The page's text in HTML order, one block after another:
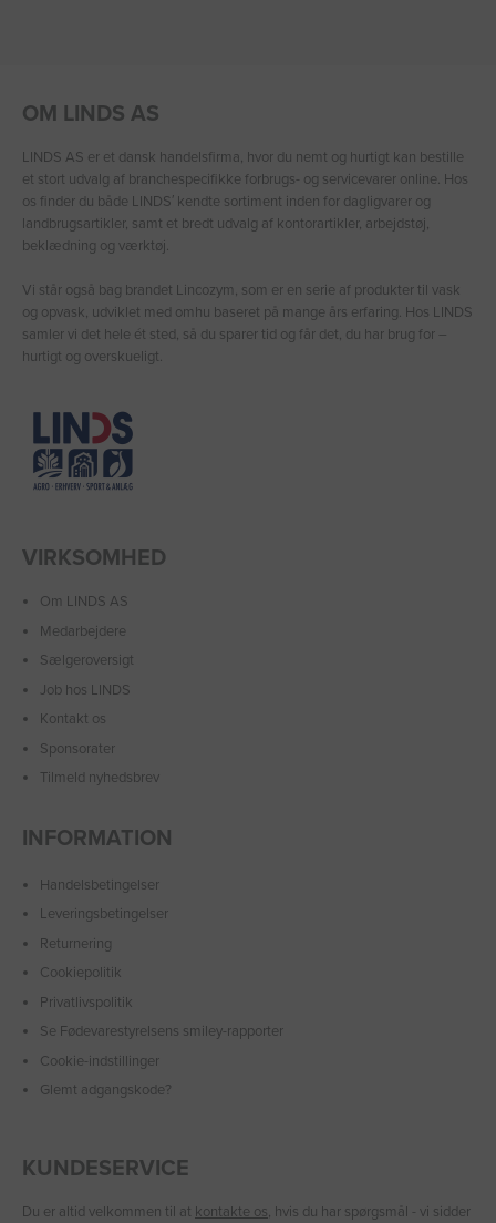
OM LINDS AS
LINDS AS er et dansk handelsfirma, hvor du nemt og hurtigt kan bestille
et stort udvalg af branchespecifikke forbrugs- og servicevarer online. Hos
os finder du både LINDS′ kendte sortiment inden for dagligvarer og
landbrugsartikler, samt et bredt udvalg af kontorartikler, arbejdstøj,
beklædning og værktøj.
Vi står også bag brandet Lincozym, som er en serie af produkter til vask
og opvask, udviklet med omhu baseret på mange års erfaring. Hos LINDS
samler vi det hele ét sted, så du sparer tid og får det, du har brug for –
hurtigt og overskueligt.
VIRKSOMHED
Om LINDS AS
Medarbejdere
Sælgeroversigt
Job hos LINDS
Kontakt os
Sponsorater
Tilmeld nyhedsbrev
INFORMATION
Handelsbetingelser
Leveringsbetingelser
Returnering
Cookiepolitik
Privatlivspolitik
Se Fødevarestyrelsens smiley-rapporter
Cookie-indstillinger
Glemt adgangskode?
KUNDESERVICE
Du er altid velkommen til at kontakte os, hvis du har spørgsmål - vi sidder